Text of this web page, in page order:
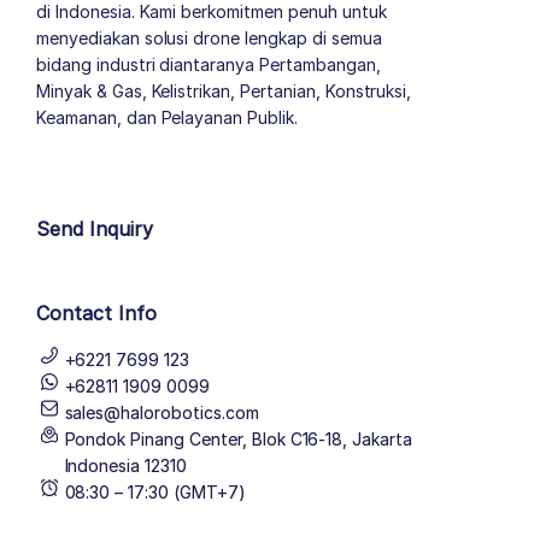
di Indonesia. Kami berkomitmen penuh untuk
menyediakan solusi drone lengkap di semua
bidang industri diantaranya Pertambangan,
Minyak & Gas, Kelistrikan, Pertanian, Konstruksi,
Keamanan, dan Pelayanan Publik.
Send Inquiry
Contact Info
+6221 7699 123
+62811 1909 0099
sales@halorobotics.com
Pondok Pinang Center, Blok C16-18, Jakarta
Indonesia 12310
08:30 – 17:30 (GMT+7)